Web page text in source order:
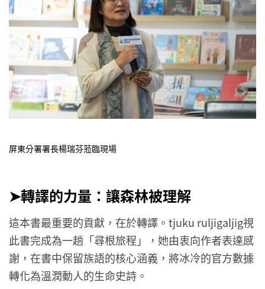
屏東分署署長楊瑞芬蒞臨現場
➤轉譯的力量：讓森林被理解
這本書最重要的貢獻，在於轉譯。tjuku ruljigaljig視
此書完成為一趟「尋根旅程」，她由衷向作者表達感
謝，在書中保留族語的核心涵義，將冰冷的官方數據
轉化為溫潤動人的生命史詩。